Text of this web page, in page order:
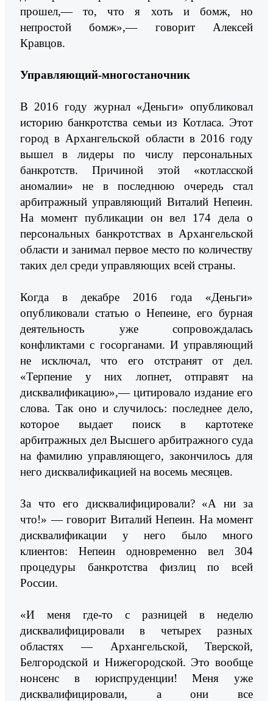
прошел,— то, что я хоть и бомж, но
непростой бомж»,— говорит Алексей
Кравцов.
Управляющий-многостаночник
В 2016 году журнал «Деньги» опубликовал
историю банкротства семьи из Котласа. Этот
город в Архангельской области в 2016 году
вышел в лидеры по числу персональных
банкротств. Причиной этой «котласской
аномалии» не в последнюю очередь стал
арбитражный управляющий Виталий Непеин.
На момент публикации он вел 174 дела о
персональных банкротствах в Архангельской
области и занимал первое место по количеству
таких дел среди управляющих всей страны.
Когда в декабре 2016 года «Деньги»
опубликовали статью о Непеине, его бурная
деятельность уже сопровождалась
конфликтами с госорганами. И управляющий
не исключал, что его отстранят от дел.
«Терпение у них лопнет, отправят на
дисквалификацию»,— цитировало издание его
слова. Так оно и случилось: последнее дело,
которое выдает поиск в картотеке
арбитражных дел Высшего арбитражного суда
на фамилию управляющего, закончилось для
него дисквалификацией на восемь месяцев.
За что его дисквалифицировали? «А ни за
что!» — говорит Виталий Непеин. На момент
дисквалификации у него было много
клиентов: Непеин одновременно вел 304
процедуры банкротства физлиц по всей
России.
«И меня где-то с разницей в неделю
дисквалифицировали в четырех разных
областях — Архангельской, Тверской,
Белгородской и Нижегородской. Это вообще
нонсенс в юриспруденции! Меня уже
дисквалифицировали, а они все